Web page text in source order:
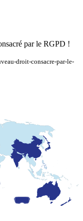
par le RGPD !
droit-consacre-par-le-